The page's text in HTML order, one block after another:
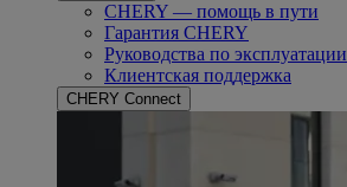
CHERY — помощь в пути
Гарантия CHERY
Руководства по эксплуатации
Клиентская поддержка
CHERY Connect